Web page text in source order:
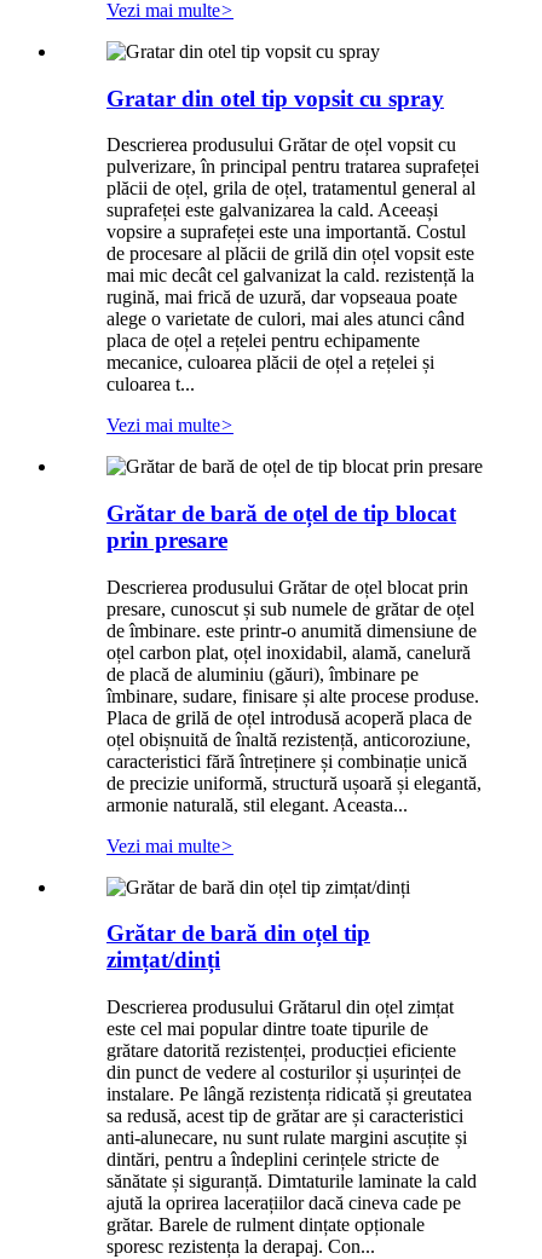
Vezi mai multe>
Gratar din otel tip vopsit cu spray
Descrierea produsului Grătar de oțel vopsit cu
pulverizare, în principal pentru tratarea suprafeței
plăcii de oțel, grila de oțel, tratamentul general al
suprafeței este galvanizarea la cald. Aceeași
vopsire a suprafeței este una importantă. Costul
de procesare al plăcii de grilă din oțel vopsit este
mai mic decât cel galvanizat la cald. rezistență la
rugină, mai frică de uzură, dar vopseaua poate
alege o varietate de culori, mai ales atunci când
placa de oțel a rețelei pentru echipamente
mecanice, culoarea plăcii de oțel a rețelei și
culoarea t...
Vezi mai multe>
Grătar de bară de oțel de tip blocat
prin presare
Descrierea produsului Grătar de oțel blocat prin
presare, cunoscut și sub numele de grătar de oțel
de îmbinare. este printr-o anumită dimensiune de
oțel carbon plat, oțel inoxidabil, alamă, canelură
de placă de aluminiu (găuri), îmbinare pe
îmbinare, sudare, finisare și alte procese produse.
Placa de grilă de oțel introdusă acoperă placa de
oțel obișnuită de înaltă rezistență, anticoroziune,
caracteristici fără întreținere și combinație unică
de precizie uniformă, structură ușoară și elegantă,
armonie naturală, stil elegant. Aceasta...
Vezi mai multe>
Grătar de bară din oțel tip
zimțat/dinți
Descrierea produsului Grătarul din oțel zimțat
este cel mai popular dintre toate tipurile de
grătare datorită rezistenței, producției eficiente
din punct de vedere al costurilor și ușurinței de
instalare. Pe lângă rezistența ridicată și greutatea
sa redusă, acest tip de grătar are și caracteristici
anti-alunecare, nu sunt rulate margini ascuțite și
dintări, pentru a îndeplini cerințele stricte de
sănătate și siguranță. Dimtaturile laminate la cald
ajută la oprirea lacerațiilor dacă cineva cade pe
grătar. Barele de rulment dințate opționale
sporesc rezistența la derapaj. Con...